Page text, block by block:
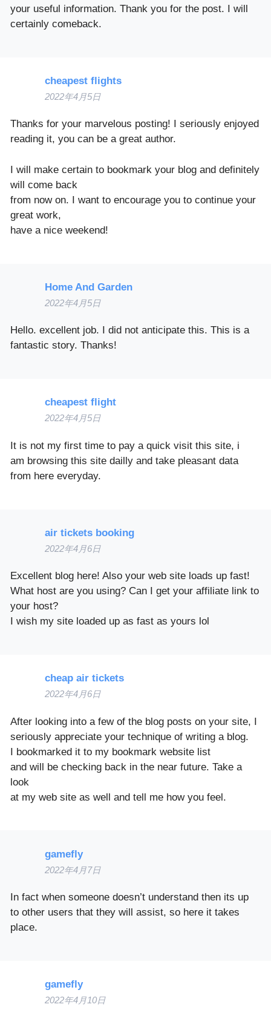
your useful information. Thank you for the post. I will
certainly comeback.
cheapest flights
2022年4月5日
Thanks for your marvelous posting! I seriously enjoyed
reading it, you can be a great author.
I will make certain to bookmark your blog and definitely
will come back
from now on. I want to encourage you to continue your
great work,
have a nice weekend!
Home And Garden
2022年4月5日
Hello. excellent job. I did not anticipate this. This is a
fantastic story. Thanks!
cheapest flight
2022年4月5日
It is not my first time to pay a quick visit this site, i
am browsing this site dailly and take pleasant data
from here everyday.
air tickets booking
2022年4月6日
Excellent blog here! Also your web site loads up fast!
What host are you using? Can I get your affiliate link to
your host?
I wish my site loaded up as fast as yours lol
cheap air tickets
2022年4月6日
After looking into a few of the blog posts on your site, I
seriously appreciate your technique of writing a blog.
I bookmarked it to my bookmark website list
and will be checking back in the near future. Take a
look
at my web site as well and tell me how you feel.
gamefly
2022年4月7日
In fact when someone doesn’t understand then its up
to other users that they will assist, so here it takes
place.
gamefly
2022年4月10日